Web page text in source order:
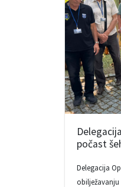
počast
Delegacija
obilježavanju